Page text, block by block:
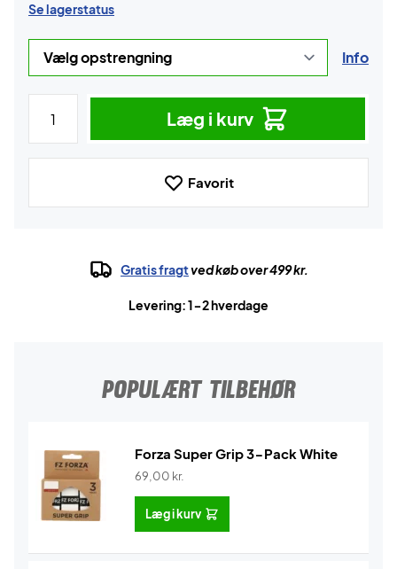
Se lagerstatus
Info
Læg i kurv
Favorit
Gratis fragtved køb over 499 kr.
Levering: 1-2 hverdage
POPULÆRT TILBEHØR
Forza Super Grip 3-Pack White
69,00 kr.
Læg i kurv